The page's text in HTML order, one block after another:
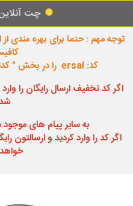
چت آنلاین
کد: ersal را در بخش " کدتخفیف دارید؟ " وارد کنید.
اگر کد تخفیف ارسال رایگان را
به سایر پیام های
اگر کد را وارد کردید و ارسالتون